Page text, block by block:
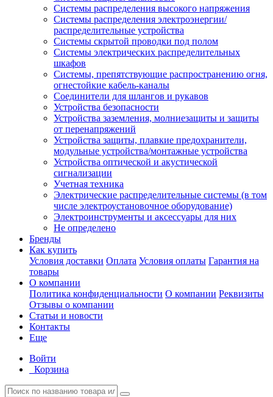
Системы распределения высокого напряжения
Системы распределения электроэнергии/
распределительные устройства
Системы скрытой проводки под полом
Системы электрических распределительных
шкафов
Системы, препятствующие распространению огня,
огнестойкие кабель-каналы
Соединители для шлангов и рукавов
Устройства безопасности
Устройства заземления, молниезащиты и защиты
от перенапряжений
Устройства защиты, плавкие предохранители,
модульные устройства/монтажные устройства
Устройства оптической и акустической
сигнализации
Учетная техника
Электрические распределительные системы (в том
числе электроустановочное оборудование)
Электроинструменты и аксессуары для них
Не определено
Бренды
Как купить
Условия доставки Оплата Условия оплаты Гарантия на
товары
О компании
Политика конфиденциальности О компании Реквизиты
Отзывы о компании
Статьи и новости
Контакты
Еще
Войти
Корзина